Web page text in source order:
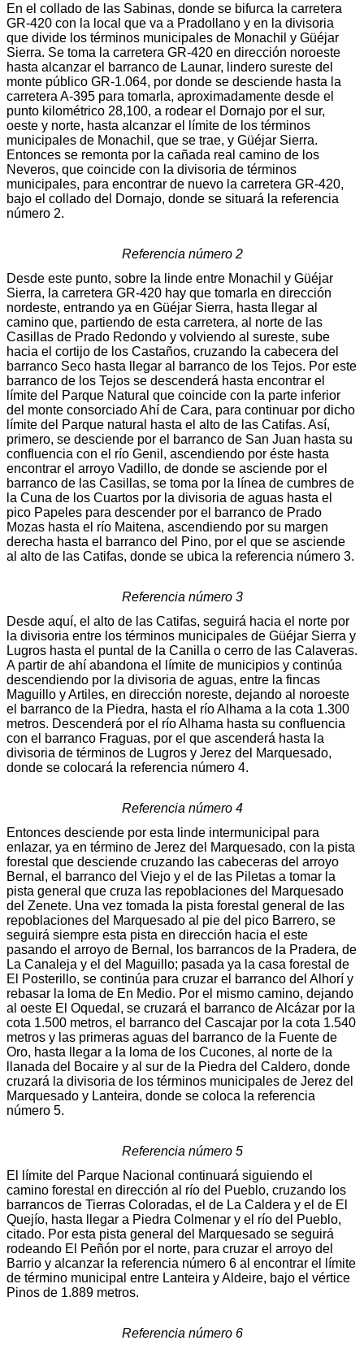
En el collado de las Sabinas, donde se bifurca la carretera
GR-420 con la local que va a Pradollano y en la divisoria
que divide los términos municipales de Monachil y Güéjar
Sierra. Se toma la carretera GR-420 en dirección noroeste
hasta alcanzar el barranco de Launar, lindero sureste del
monte público GR-1.064, por donde se desciende hasta la
carretera A-395 para tomarla, aproximadamente desde el
punto kilométrico 28,100, a rodear el Dornajo por el sur,
oeste y norte, hasta alcanzar el límite de los términos
municipales de Monachil, que se trae, y Güéjar Sierra.
Entonces se remonta por la cañada real camino de los
Neveros, que coincide con la divisoria de términos
municipales, para encontrar de nuevo la carretera GR-420,
bajo el collado del Dornajo, donde se situará la referencia
número 2.
Referencia número 2
Desde este punto, sobre la linde entre Monachil y Güéjar
Sierra, la carretera GR-420 hay que tomarla en dirección
nordeste, entrando ya en Güéjar Sierra, hasta llegar al
camino que, partiendo de esta carretera, al norte de las
Casillas de Prado Redondo y volviendo al sureste, sube
hacia el cortijo de los Castaños, cruzando la cabecera del
barranco Seco hasta llegar al barranco de los Tejos. Por este
barranco de los Tejos se descenderá hasta encontrar el
límite del Parque Natural que coincide con la parte inferior
del monte consorciado Ahí de Cara, para continuar por dicho
límite del Parque natural hasta el alto de las Catifas. Así,
primero, se desciende por el barranco de San Juan hasta su
confluencia con el río Genil, ascendiendo por éste hasta
encontrar el arroyo Vadillo, de donde se asciende por el
barranco de las Casillas, se toma por la línea de cumbres de
la Cuna de los Cuartos por la divisoria de aguas hasta el
pico Papeles para descender por el barranco de Prado
Mozas hasta el río Maitena, ascendiendo por su margen
derecha hasta el barranco del Pino, por el que se asciende
al alto de las Catifas, donde se ubica la referencia número 3.
Referencia número 3
Desde aquí, el alto de las Catifas, seguirá hacia el norte por
la divisoria entre los términos municipales de Güéjar Sierra y
Lugros hasta el puntal de la Canilla o cerro de las Calaveras.
A partir de ahí abandona el límite de municipios y continúa
descendiendo por la divisoria de aguas, entre la fincas
Maguillo y Artiles, en dirección noreste, dejando al noroeste
el barranco de la Piedra, hasta el río Alhama a la cota 1.300
metros. Descenderá por el río Alhama hasta su confluencia
con el barranco Fraguas, por el que ascenderá hasta la
divisoria de términos de Lugros y Jerez del Marquesado,
donde se colocará la referencia número 4.
Referencia número 4
Entonces desciende por esta linde intermunicipal para
enlazar, ya en término de Jerez del Marquesado, con la pista
forestal que desciende cruzando las cabeceras del arroyo
Bernal, el barranco del Viejo y el de las Piletas a tomar la
pista general que cruza las repoblaciones del Marquesado
del Zenete. Una vez tomada la pista forestal general de las
repoblaciones del Marquesado al pie del pico Barrero, se
seguirá siempre esta pista en dirección hacia el este
pasando el arroyo de Bernal, los barrancos de la Pradera, de
La Canaleja y el del Maguillo; pasada ya la casa forestal de
El Posterillo, se continúa para cruzar el barranco del Alhorí y
rebasar la loma de En Medio. Por el mismo camino, dejando
al oeste El Oquedal, se cruzará el barranco de Alcázar por la
cota 1.500 metros, el barranco del Cascajar por la cota 1.540
metros y las primeras aguas del barranco de la Fuente de
Oro, hasta llegar a la loma de los Cucones, al norte de la
llanada del Bocaire y al sur de la Piedra del Caldero, donde
cruzará la divisoria de los términos municipales de Jerez del
Marquesado y Lanteira, donde se coloca la referencia
número 5.
Referencia número 5
El límite del Parque Nacional continuará siguiendo el
camino forestal en dirección al río del Pueblo, cruzando los
barrancos de Tierras Coloradas, el de La Caldera y el de El
Quejío, hasta llegar a Piedra Colmenar y el río del Pueblo,
citado. Por esta pista general del Marquesado se seguirá
rodeando El Peñón por el norte, para cruzar el arroyo del
Barrio y alcanzar la referencia número 6 al encontrar el límite
de término municipal entre Lanteira y Aldeire, bajo el vértice
Pinos de 1.889 metros.
Referencia número 6